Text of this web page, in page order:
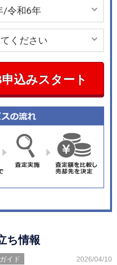
込みスタート
ち情報
イド 2026/04/10